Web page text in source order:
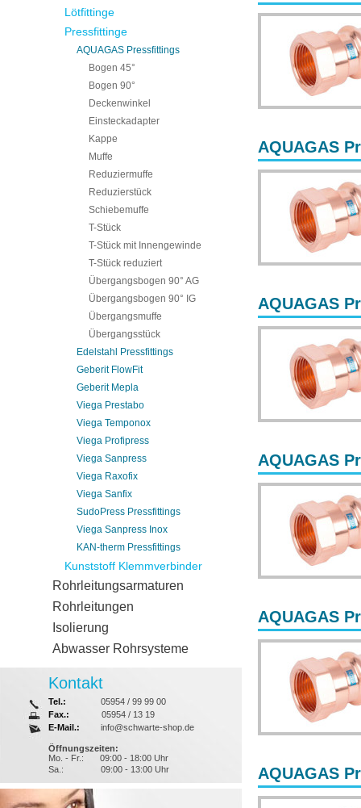
AQUAGAS
AQUAGAS
AQUAGAS
AQUAGAS
AQUAGAS
Lötfittinge
Pressfittinge
AQUAGAS Pressfittings
Bogen 45°
Bogen 90°
Deckenwinkel
Einsteckadapter
Kappe
Muffe
Reduziermuffe
Reduzierstück
Schiebemuffe
T-Stück
T-Stück mit Innengewinde
T-Stück reduziert
Übergangsbogen 90° AG
Übergangsbogen 90° IG
Übergangsmuffe
Übergangsstück
Edelstahl Pressfittings
Geberit FlowFit
Geberit Mepla
Viega Prestabo
Viega Temponox
Viega Profipress
Viega Sanpress
Viega Raxofix
Viega Sanfix
SudoPress Pressfittings
Viega Sanpress Inox
KAN-therm Pressfittings
Kunststoff Klemmverbinder
Rohrleitungsarmaturen
Rohrleitungen
Isolierung
Abwasser Rohrsysteme
Kontakt
Tel.:
05954 / 99 99 00
Fax.:
05954 / 13 19
E-Mail.:
info@schwarte-shop.de
Öffnungszeiten:
Mo. - Fr.:
09:00 - 18:00 Uhr
Sa.:
09:00 - 13:00 Uhr